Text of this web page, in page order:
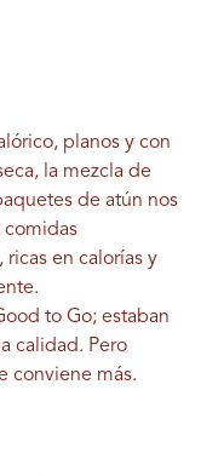
planos y con
la mezcla de
de atún nos
comidas
en calorías y
to Go; estaban
calidad. Pero
conviene más.